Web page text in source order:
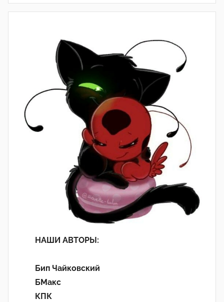
НАШИ АВТОРЫ:
Бип Чайковский
БМакс
КПК